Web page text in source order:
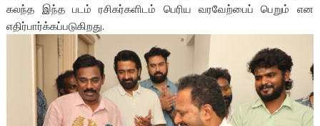
கலந்த இந்த படம் ரசிகர்களிடம் பெரிய வரவேற்பைப் பெறும் என
எதிர்பார்க்கப்படுகிறது.